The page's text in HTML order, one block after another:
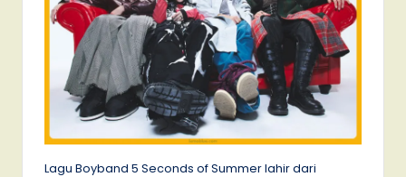
Lagu Boyband 5 Seconds of Summer lahir dari